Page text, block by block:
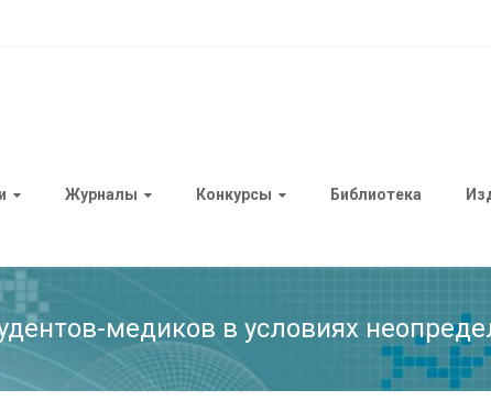
Журналы Конкурсы Библиотека
медиков в условиях